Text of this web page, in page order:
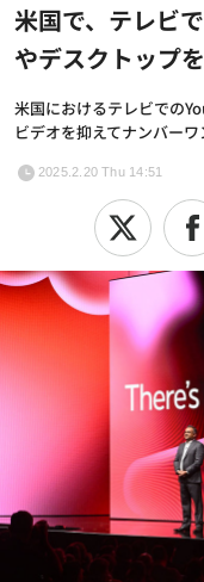
米国で、テレビ
やデスクトップ
米国におけるテレビでの
ビデオを抑えてナンバーワ
2025.2.20 Thu 14:51